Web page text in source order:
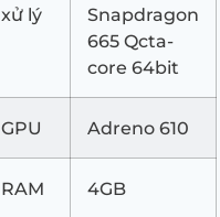
xử lý
Snapdragon
665 Qcta-
core 64bit
GPU Adreno 610
RAM 4GB